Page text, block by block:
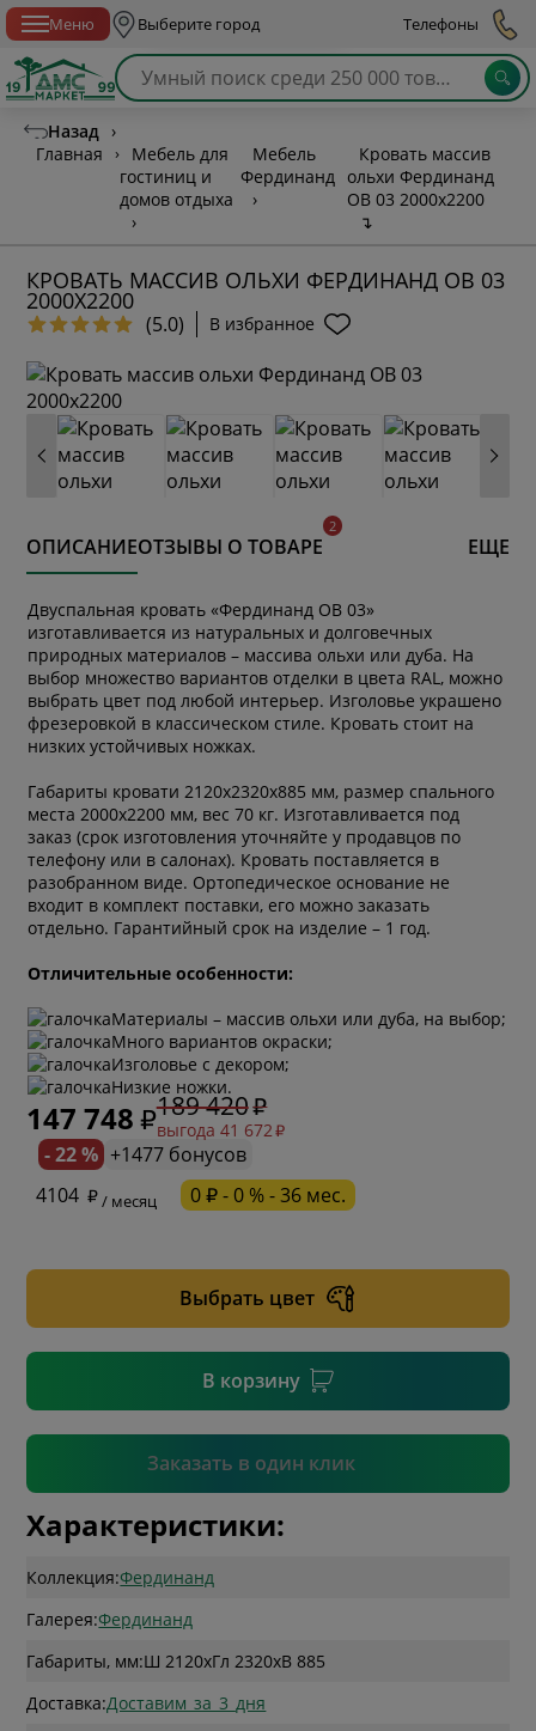
Меню Выберите город Телефоны
Назад ›
Главная
›
Мебель для
гостиниц и
домов отдыха
›
Мебель
Фердинанд
›
Кровать массив
ольхи Фердинанд
ОВ 03 2000х2200
↴
КРОВАТЬ МАССИВ ОЛЬХИ ФЕРДИНАНД ОВ 03
2000Х2200
(5.0) В избранное
ОПИСАНИЕОТЗЫВЫ О ТОВАРЕ ЕЩЕ
Двуспальная кровать «Фердинанд ОВ 03»
изготавливается из натуральных и долговечных
природных материалов – массива ольхи или дуба. На
выбор множество вариантов отделки в цвета RAL, можно
выбрать цвет под любой интерьер. Изголовье украшено
фрезеровкой в классическом стиле. Кровать стоит на
низких устойчивых ножках.
Габариты кровати 2120х2320х885 мм, размер спального
места 2000х2200 мм, вес 70 кг. Изготавливается под
заказ (срок изготовления уточняйте у продавцов по
телефону или в салонах). Кровать поставляется в
разобранном виде. Ортопедическое основание не
входит в комплект поставки, его можно заказать
отдельно. Гарантийный срок на изделие – 1 год.
Отличительные особенности:
Материалы – массив ольхи или дуба, на выбор;
Много вариантов окраски;
Изголовье с декором;
Низкие ножки.
147 748 189 420
выгода 41 672
- 22 % +1477 бонусов
4104
/ месяц 0 ₽ - 0 % - 36 мес.
Выбрать цвет
В корзину
Заказать в один клик
* обязательное поле
Подтвердить
Характеристики:
Коллекция:Фердинанд
Галерея:Фердинанд
Габариты, мм:Ш 2120xГл 2320xВ 885
Доставка:Доставим_за_3_дня